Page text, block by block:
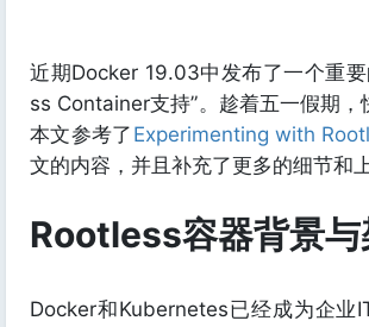
近期Docker 19.03中发布了一个重
ss Container支持”。趁着五一假期，
本文参考了 Experimenting with
文的内容，并且补充了更多的细节和
Rootless容器背景与
Docker和Kubernetes已经成为企业